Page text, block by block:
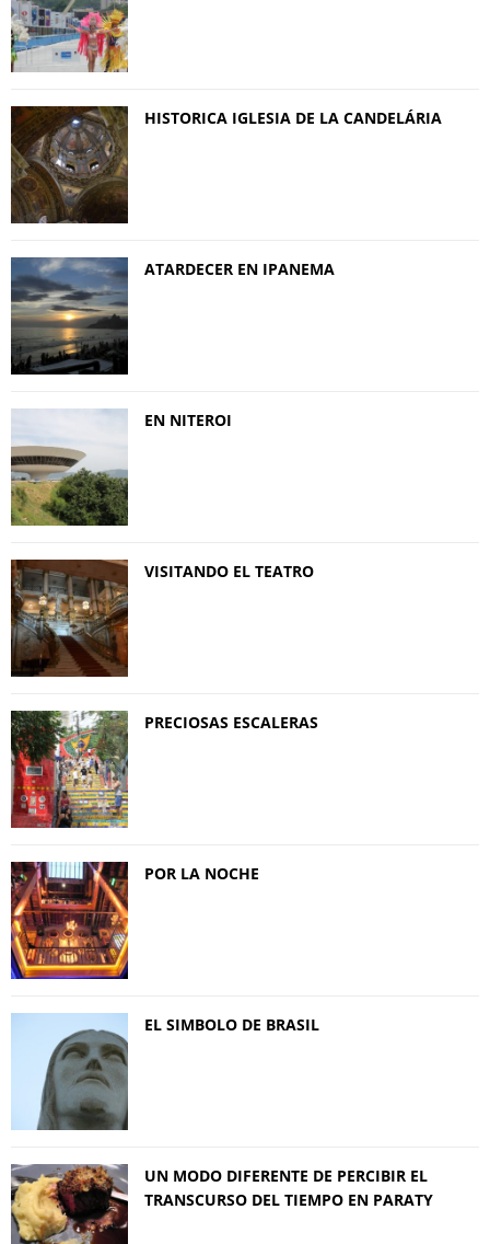
HISTORICA IGLESIA DE LA CANDELÁRIA
ATARDECER EN IPANEMA
EN NITEROI
VISITANDO EL TEATRO
PRECIOSAS ESCALERAS
POR LA NOCHE
EL SIMBOLO DE BRASIL
UN MODO DIFERENTE DE PERCIBIR EL
TRANSCURSO DEL TIEMPO EN PARATY